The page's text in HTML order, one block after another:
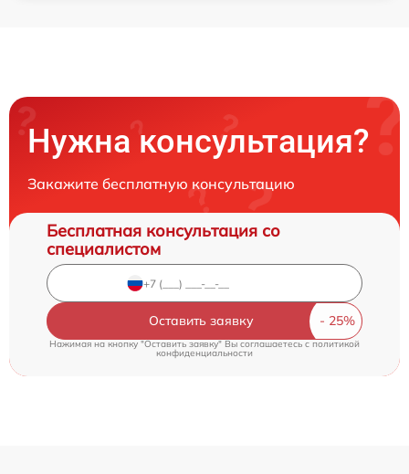
Нужна консультация?
Закажите бесплатную консультацию
Бесплатная консультация со
специалистом
Оставить заявку
Нажимая на кнопку "Оставить заявку" Вы соглашаетесь c политикой
конфиденциальности